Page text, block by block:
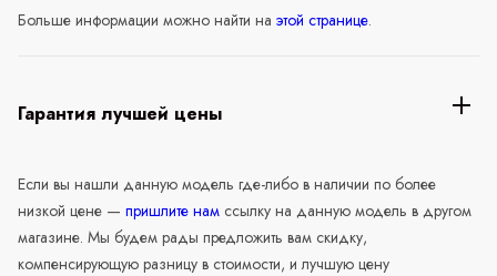
Больше информации можно найти на этой странице.
Гарантия лучшей цены
Если вы нашли данную модель где-либо в наличии по более
низкой цене — пришлите нам ссылку на данную модель в другом
магазине. Мы будем рады предложить вам скидку,
компенсирующую разницу в стоимости, и лучшую цену